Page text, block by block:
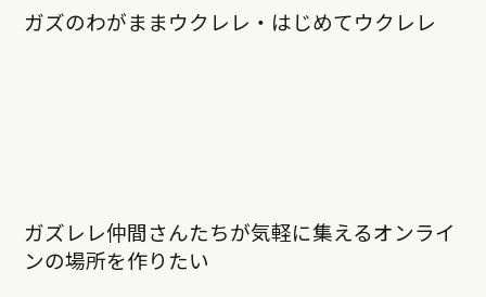
ガズのわがままウクレレ・はじめてウクレレ
ガズレレ仲間さんたちが気軽に集えるオンライ
ンの場所を作りたい